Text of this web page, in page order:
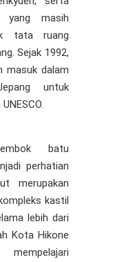
yang masih
tata ruang
Sejak 1992,
masuk dalam
untuk
batu
perhatian
merupakan
kastil
lebih dari
Kota Hikone